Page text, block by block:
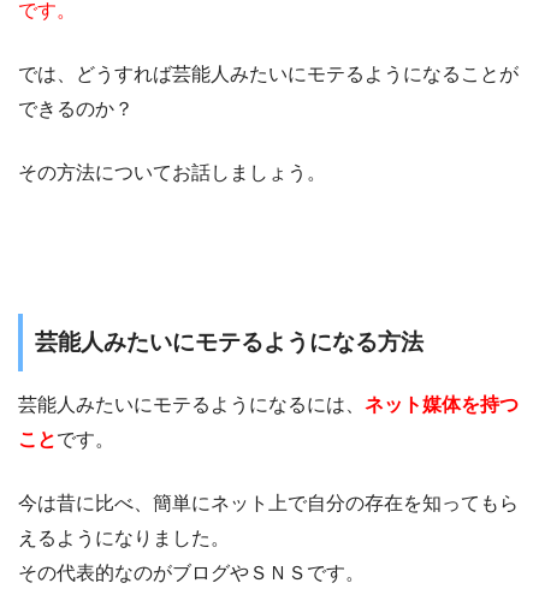
です。
では、どうすれば芸能人みたいにモテるようになることが
できるのか？
その方法についてお話しましょう。
芸能人みたいにモテるようになる方法
芸能人みたいにモテるようになるには、 ネット媒体を持つ
ことです。
今は昔に比べ、簡単にネット上で自分の存在を知ってもら
えるようになりました。
その代表的なのがブログやＳＮＳです。